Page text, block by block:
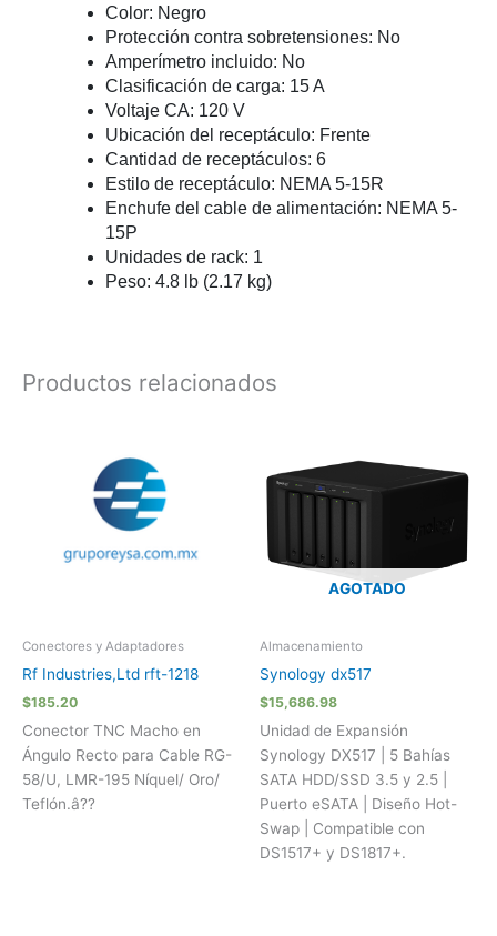
Color: Negro
Protección contra sobretensiones: No
Amperímetro incluido: No
Clasificación de carga: 15 A
Voltaje CA: 120 V
Ubicación del receptáculo: Frente
Cantidad de receptáculos:6
Estilo de receptáculo: NEMA 5-15R
Enchufe del cable de alimentación: NEMA 5-
15P
Unidades de rack: 1
Peso:4.8 lb (2.17 kg)
Productos relacionados
Conectores y Adaptadores
Rf Industries,Ltd rft-1218
$185.20
Conector TNC Macho en
Ángulo Recto para Cable RG-
58/U, LMR-195 Níquel/ Oro/
Teflón.â??
AGOTADO
Almacenamiento
Synology dx517
$15,686.98
Unidad de Expansión
Synology DX517 | 5 Bahías
SATA HDD/SSD 3.5 y 2.5 |
Puerto eSATA | Diseño Hot-
Swap | Compatible con
DS1517+ y DS1817+.